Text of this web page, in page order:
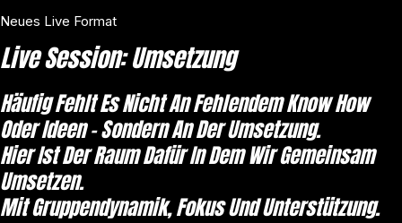
Neues Live Format
Live Session: Umsetzung
Häufig Fehlt Es Nicht An Fehlendem Know How
Oder Ideen - Sondern An Der Umsetzung.
Hier Ist Der Raum Dafür In Dem Wir Gemeinsam
Umsetzen.
Mit Gruppendynamik, Fokus Und Unterstützung.